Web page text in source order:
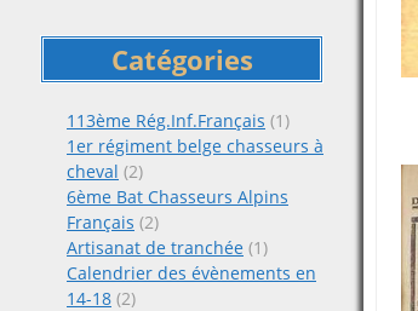
Catégories
113ème Rég.Inf.Français (1)
1er régiment belge chasseurs à
cheval (2)
6ème Bat Chasseurs Alpins
Français (2)
Artisanat de tranchée (1)
Calendrier des évènements en
14-18 (2)